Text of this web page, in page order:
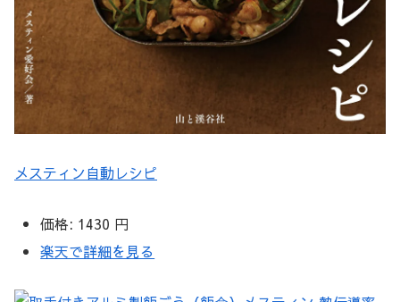
メスティン自動レシピ
価格: 1430 円
楽天で詳細を見る